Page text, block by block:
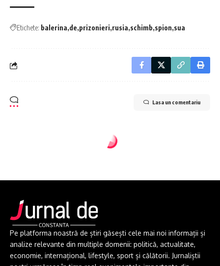
Etichete: balerina de prizonieri rusia schimb spion sua
Lasa un comentariu
Pe platforma noastră de știri găsești cele mai noi informații și
analize relevante din multiple domenii: politică, actualitate,
economie, internațional, lifestyle, sport și călătorii. Jurnaliștii